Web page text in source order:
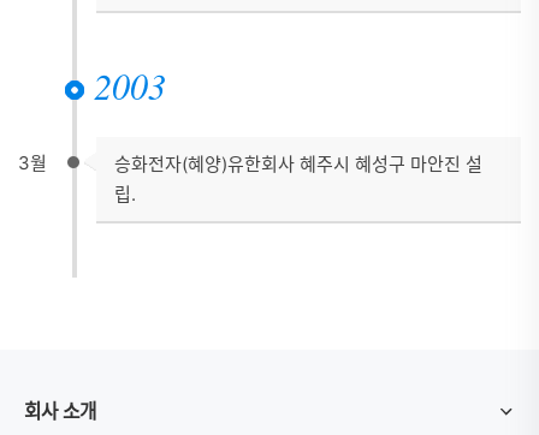
2003
3월
승화전자(혜양)유한회사 혜주시 혜성구 마안진 설
립.
회사 소개